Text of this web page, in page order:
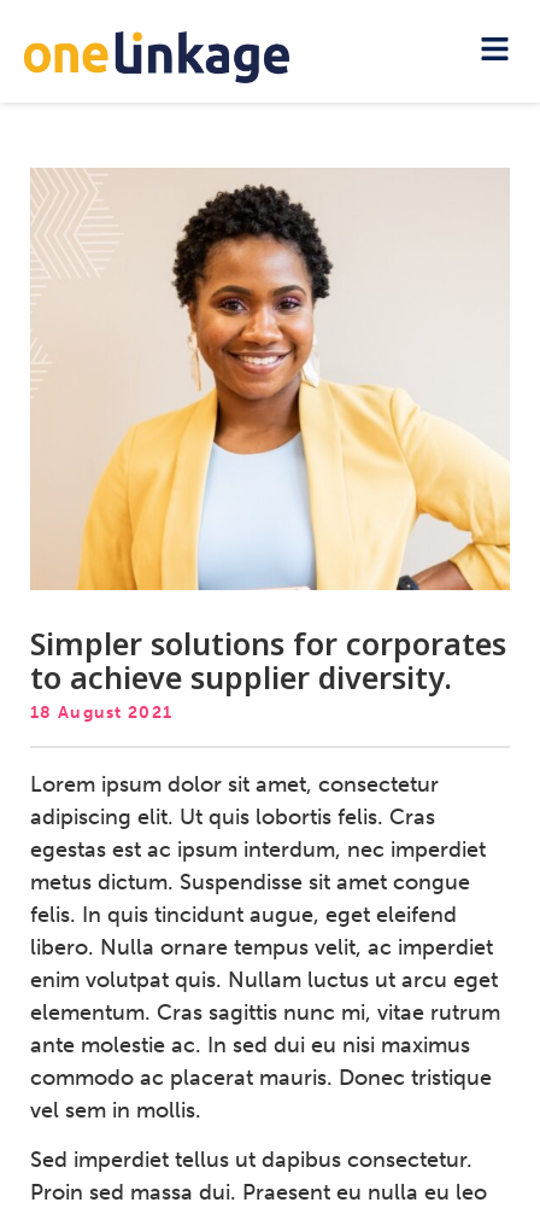
Simpler solutions for corporates
to achieve supplier diversity.
18 August 2021
Lorem ipsum dolor sit amet, consectetur
adipiscing elit. Ut quis lobortis felis. Cras
egestas est ac ipsum interdum, nec imperdiet
metus dictum. Suspendisse sit amet congue
felis. In quis tincidunt augue, eget eleifend
libero. Nulla ornare tempus velit, ac imperdiet
enim volutpat quis. Nullam luctus ut arcu eget
elementum. Cras sagittis nunc mi, vitae rutrum
ante molestie ac. In sed dui eu nisi maximus
commodo ac placerat mauris. Donec tristique
vel sem in mollis.
Sed imperdiet tellus ut dapibus consectetur.
Proin sed massa dui. Praesent eu nulla eu leo